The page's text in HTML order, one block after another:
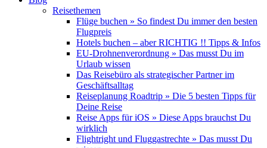
Reisethemen
Flüge buchen » So findest Du immer den besten
Flugpreis
Hotels buchen – aber RICHTIG !! Tipps & Infos
EU-Drohnenverordnung » Das musst Du im
Urlaub wissen
Das Reisebüro als strategischer Partner im
Geschäftsalltag
Reiseplanung Roadtrip » Die 5 besten Tipps für
Deine Reise
Reise Apps für iOS » Diese Apps brauchst Du
wirklich
Flightright und Fluggastrechte » Das musst Du